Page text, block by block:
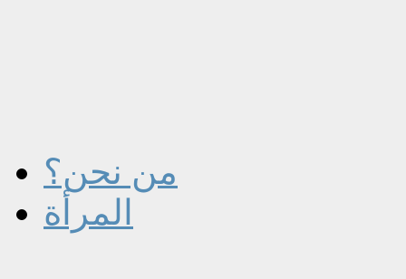
من نحن؟
المرأة